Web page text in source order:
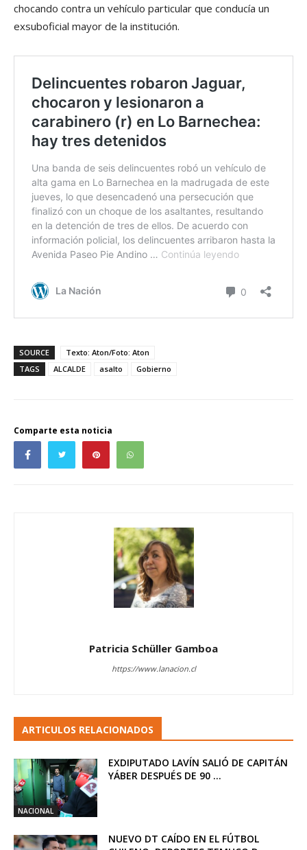
chocando contra un vehículo particular que conducía un
exsuboficial mayor de la institución.
SOURCE
Texto: Aton/Foto: Aton
TAGS
ALCALDE asalto Gobierno
Comparte esta noticia
Patricia Schüller Gamboa
https://www.lanacion.cl
ARTICULOS RELACIONADOS
NACIONAL
EXDIPUTADO LAVÍN SALIÓ DE CAPITÁN
YÁBER DESPUÉS DE 90 ...
NUEVO DT CAÍDO EN EL FÚTBOL